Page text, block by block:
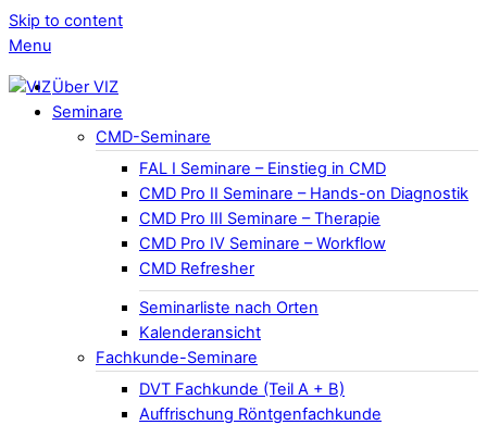
Skip to content
Menu
Über VIZ
Seminare
CMD-Seminare
FAL I Seminare – Einstieg in CMD
CMD Pro II Seminare – Hands-on Diagnostik
CMD Pro III Seminare – Therapie
CMD Pro IV Seminare – Workflow
CMD Refresher
Seminarliste nach Orten
Kalenderansicht
Fachkunde-Seminare
DVT Fachkunde (Teil A + B)
Auffrischung Röntgenfachkunde